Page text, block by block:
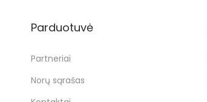
Parduotuvė
Partneriai
Norų sąrašas